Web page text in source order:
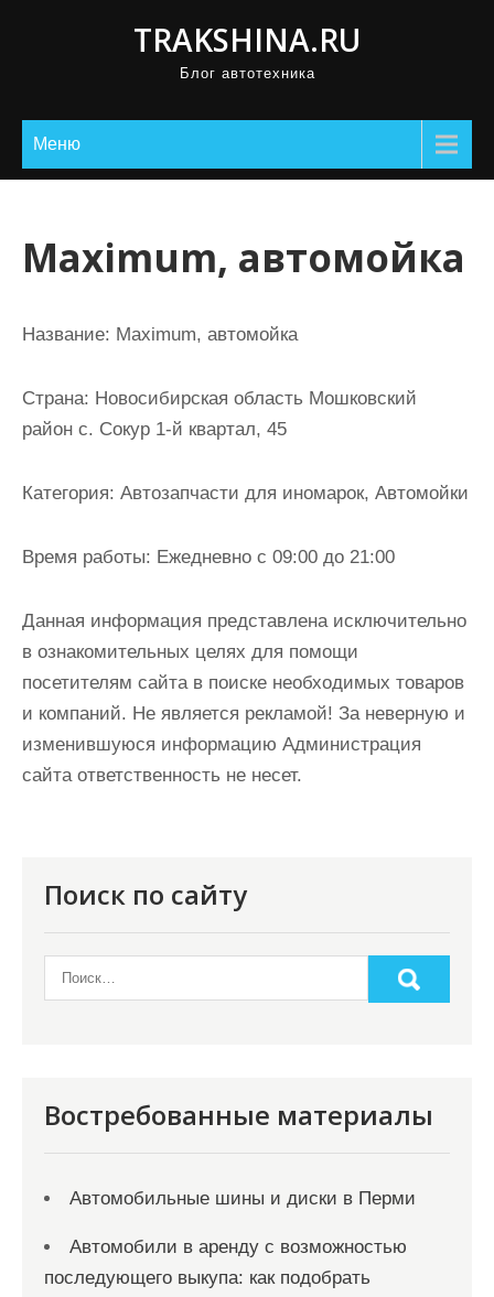
TRAKSHINA.RU
Блог автотехника
Меню
Maximum, автомойка
Название: Maximum, автомойка
Страна: Новосибирская область Мошковский
район с. Сокур 1-й квартал, 45
Категория: Автозапчасти для иномарок, Автомойки
Время работы: Ежедневно с 09:00 до 21:00
Данная информация представлена исключительно
в ознакомительных целях для помощи
посетителям сайта в поиске необходимых товаров
и компаний. Не является рекламой! За неверную и
изменившуюся информацию Администрация
сайта ответственность не несет.
Поиск по сайту
Востребованные материалы
Автомобильные шины и диски в Перми
Автомобили в аренду с возможностью
последующего выкупа: как подобрать